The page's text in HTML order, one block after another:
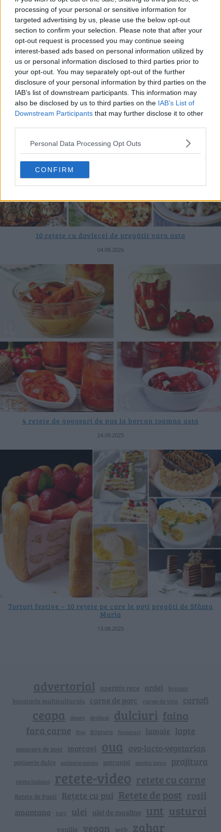
processing of your personal or sensitive information for
targeted advertising by us, please use the below opt-out
section to confirm your selection. Please note that after your
opt-out request is processed you may continue seeing
interest-based ads based on personal information utilized by
us or personal information disclosed to third parties prior to
your opt-out. You may separately opt-out of the further
disclosure of your personal information by third parties on the
IAB’s list of downstream participants. This information may
also be disclosed by us to third parties on the IAB’s List of
Downstream Participants that may further disclose it to other
Personal Data Processing Opt Outs
CONFIRM
20 de rețete de salate de vară fără prelucrare termică
06.08.2026
10 rețete cu dovlecei de pregătit vara asta
04.08.2026
4 rețete de gogoșari de pus la borcan toamna asta
24.09.2025
Torturi festive – 10 rețete pe care le poți pregăti de Sfânta
Maria
13.08.2025
advertorial aperitiv rece ardei branza
bucataria multiculturala carne de porc carne de vita cartofi
ceapa desert dovlecei dulciuri faina
fara carne free friptura fursecuri lamaie lapte
mancare de post morcovi oua ovo-lacto-vegetarian
patiserie dulce patiserie sarata patrunjel pentru iarna prajitura
reteta italiana retete-video retete cu carne
Retete de Pasti Rețete cu pui Rețete de post rosii
smantana tort ulei ulei de masline unt usturoi
vanilie vegan web zahar